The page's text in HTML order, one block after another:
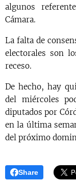
algunos
Cámara.
La falta de
electorales son
receso.
De hecho, hay
del miércoles
diputados por
en la última
del próximo
Share